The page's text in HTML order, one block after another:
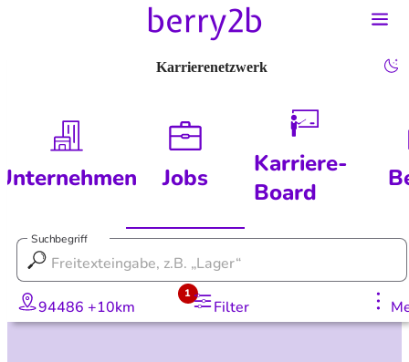
Karrierenetzwerk
Jobs
Karriere-
Board
Suchbegriff
94486 +10km Filter
1